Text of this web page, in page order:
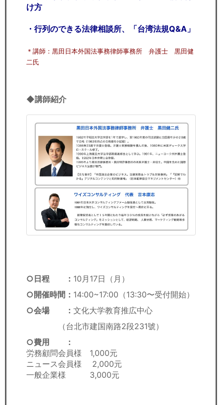
け方
・行列のできる法律相談所、「台湾法規Q&A」
＊講師：黒田日本外国法事務律師事務所 弁護士 黒田健
二氏
◆講師紹介
○日程 ： 10月17日（月）
○開催時間： 14:00~17:00（13:30〜受付開始）
○会場 ： 文化大学教育推広中心
（台北市建国南路2段231號）
○費用 ：
労務顧問会員様 1,000元
ニュース会員様 2,000元
一般企業様 3,000元